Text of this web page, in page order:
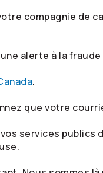
compagnie de
alerte à la
.
que votre
services publics